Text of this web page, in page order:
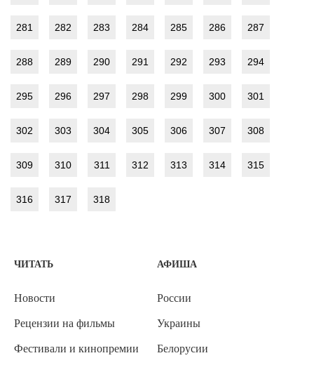
281 282 283 284 285 286 287
288 289 290 291 292 293 294
295 296 297 298 299 300 301
302 303 304 305 306 307 308
309 310 311 312 313 314 315
316 317 318
ЧИТАТЬ
Новости
Рецензии на фильмы
Фестивали и кинопремии
АФИША
России
Украины
Белорусии